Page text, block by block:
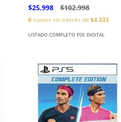
$25.998
$102.998
6cuotas sin interés de $4.333
LISTADO COMPLETO PS5 DIGITAL